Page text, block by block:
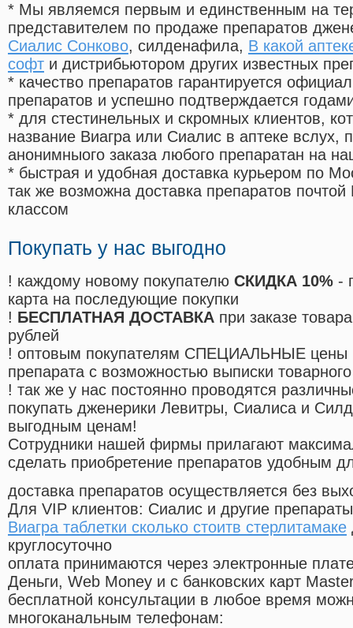
* Мы являемся первым и единственным на
представителем по продаже препаратов
Сиалис Сонково, силденафила, В какой
софт и дистрибьютором других известных
* качество препаратов гарантируется
препаратов и успешно подтверждается
* для стестинельных и скромных клиентов,
название Виагра или Сиалис в аптеке вслух,
анонимныого заказа любого препаратан на
* быстрая и удобная доставка курьером по
так же возможна доставка препаратов
классом
Покупать у нас выгодно
! каждому новому покупателю СКИДКА 10% -
карта на последующие покупки
! БЕСПЛАТНАЯ ДОСТАВКА при заказе
рублей
! оптовым покупателям СПЕЦИАЛЬНЫЕ цены
препарата с возможностью выписки
! так же у нас постоянно проводятся
покупать дженерики Левитры, Сиалиса и
выгодным ценам!
Cотрудники нашей фирмы прилагают
сделать приобретение препаратов удобным
доставка препаратов осуществляется без
Для VIP клиентов: Сиалис и другие
Виагра таблетки сколько стоитв стерлитамаке
круглосуточно
оплата принимаются через электронные
Деньги, Web Money и с банковских карт
бесплатной консультации в любое время
многоканальным телефонам: